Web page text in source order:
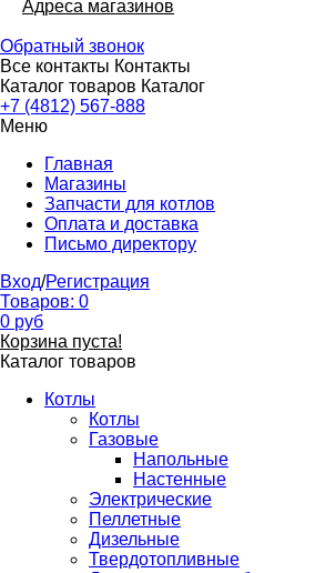
Адреса магазинов
Обратный звонок
Все контакты Контакты
Каталог товаров Каталог
+7 (4812) 567-888
Меню
Главная
Магазины
Запчасти для котлов
Оплата и доставка
Письмо директору
Вход/Регистрация
Товаров: 0
0 руб
Корзина пуста!
Каталог товаров
Котлы
Котлы
Газовые
Напольные
Настенные
Электрические
Пеллетные
Дизельные
Твердотопливные